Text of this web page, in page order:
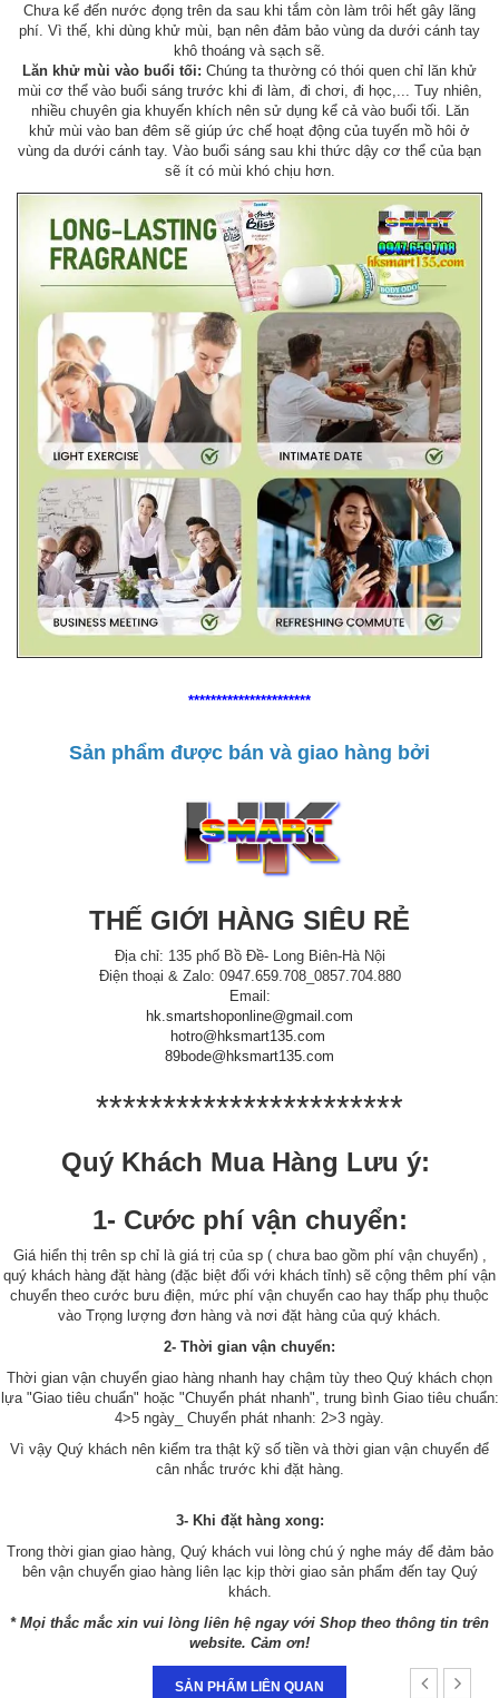
Chưa kể đến nước đọng trên da sau khi tắm còn làm trôi hết gây lãng
phí. Vì thế, khi dùng khử mùi, bạn nên đảm bảo vùng da dưới cánh tay
khô thoáng và sạch sẽ.
Lăn khử mùi vào buổi tối: Chúng ta thường có thói quen chỉ lăn khử
mùi cơ thể vào buổi sáng trước khi đi làm, đi chơi, đi học,... Tuy nhiên,
nhiều chuyên gia khuyến khích nên sử dụng kể cả vào buổi tối. Lăn
khử mùi vào ban đêm sẽ giúp ức chế hoạt động của tuyến mồ hôi ở
vùng da dưới cánh tay. Vào buổi sáng sau khi thức dậy cơ thể của bạn
sẽ ít có mùi khó chịu hơn.
**********************
Sản phẩm được bán và giao hàng bởi
THẾ GIỚI HÀNG SIÊU RẺ
Địa chỉ: 135 phố Bồ Đề- Long Biên-Hà Nội
Điện thoại & Zalo: 0947.659.708_0857.704.880
Email:
hk.smartshoponline@gmail.com
hotro@hksmart135.com
89bode@hksmart135.com
***********************
Quý Khách Mua Hàng Lưu ý:
1- Cước phí vận chuyển:
Giá hiển thị trên sp chỉ là giá trị của sp ( chưa bao gồm phí vận chuyển) ,
quý khách hàng đặt hàng (đặc biệt đối với khách tỉnh) sẽ cộng thêm phí vận
chuyển theo cước bưu điện, mức phí vận chuyển cao hay thấp phụ thuộc
vào Trọng lượng đơn hàng và nơi đặt hàng của quý khách.
2- Thời gian vận chuyển:
Thời gian vận chuyển giao hàng nhanh hay chậm tùy theo Quý khách chọn
lựa "Giao tiêu chuẩn" hoặc "Chuyển phát nhanh", trung bình Giao tiêu chuẩn:
4>5 ngày_ Chuyển phát nhanh: 2>3 ngày.
Vì vậy Quý khách nên kiểm tra thật kỹ số tiền và thời gian vận chuyển để
cân nhắc trước khi đặt hàng.
3- Khi đặt hàng xong:
Trong thời gian giao hàng, Quý khách vui lòng chú ý nghe máy để đảm bảo
bên vận chuyển giao hàng liên lạc kịp thời giao sản phẩm đến tay Quý
khách.
* Mọi thắc mắc xin vui lòng liên hệ ngay với Shop theo thông tin trên
website. Cảm ơn!
SẢN PHẨM LIÊN QUAN